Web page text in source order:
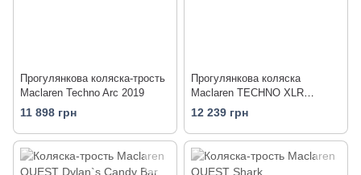
Прогулянкова коляска-трость
Maclaren Techno Arc 2019
11 898 грн
Прогулянкова коляска
Maclaren TECHNO XLR
Charcoal/Silver
12 239 грн